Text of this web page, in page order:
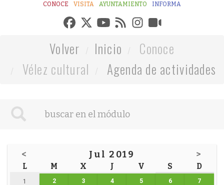
CONOCE VISITA AYUNTAMIENTO INFORMA
Volver Inicio
Conoce
Vélez cultural
Agenda de actividades
< Jul 2019 >
L M X J V S D
1 2 3 4 5 6 7